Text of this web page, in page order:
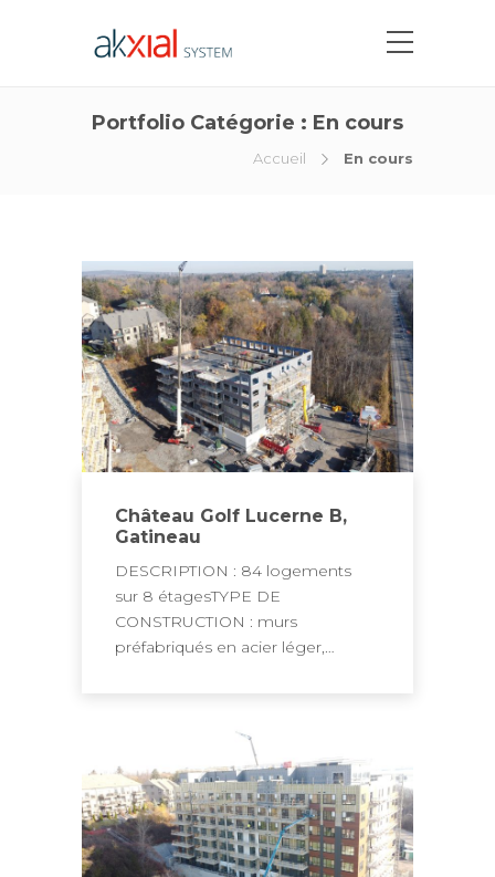
Portfolio Catégorie : En cours
Accueil En cours
Château Golf Lucerne B,
Gatineau
DESCRIPTION : 84 logements
sur 8 étagesTYPE DE
CONSTRUCTION : murs
préfabriqués en acier léger,…